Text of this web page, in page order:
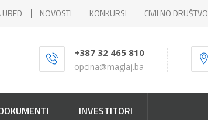
URED NOVOSTI KONKURSI CIVILNO DRUŠTVO
+387 32 465 810
opcina@maglaj.ba
INVESTITORI